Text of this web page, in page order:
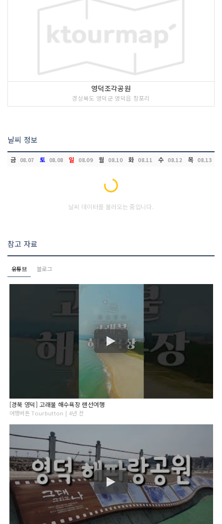
영덕조각공원
경상북도 영덕군 영덕읍 창포리
날씨 정보
금 08.07 토 08.08 일 08.09 월 08.10 화 08.11 수 08.12 목 08.13
Loading...
날씨 데이터를 불러오는 중입니다.
참고 자료
유튜브 블로그
[경북 영덕] 고래불 해수욕장 랜선여행
여행버튼 Tourbutton | 4년 전